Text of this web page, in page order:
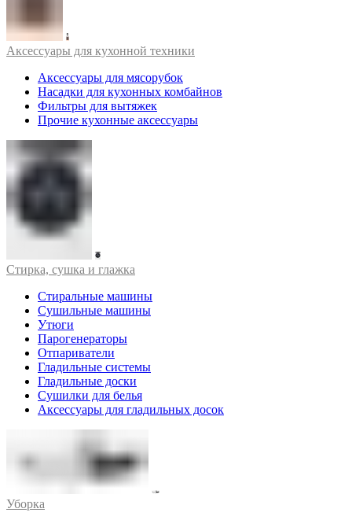
Аксессуары для кухонной техники
Аксессуары для мясорубок
Насадки для кухонных комбайнов
Фильтры для вытяжек
Прочие кухонные аксессуары
Стирка, сушка и глажка
Стиральные машины
Сушильные машины
Утюги
Парогенераторы
Отпариватели
Гладильные системы
Гладильные доски
Сушилки для белья
Аксессуары для гладильных досок
Уборка